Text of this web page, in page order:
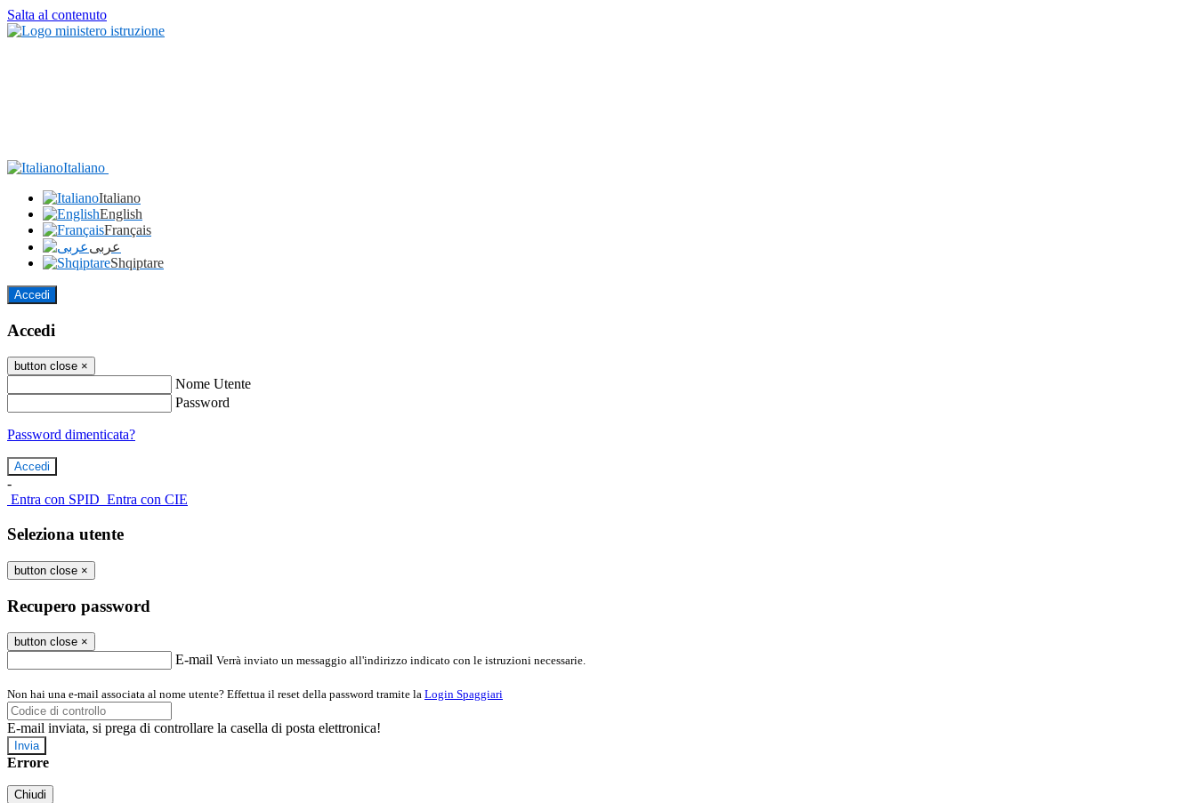
Salta al contenuto
Italiano
Italiano
English
Français
عربى
Shqiptare
Accedi
Accedi
button close ×
Nome Utente
Password
Password dimenticata?
-
Entra con SPID Entra con CIE
Seleziona utente
button close ×
Recupero password
button close ×
E-mail Verrà inviato un messaggio all'indirizzo indicato con le istruzioni necessarie.
Non hai una e-mail associata al nome utente? Effettua il reset della password tramite la Login Spaggiari
E-mail inviata, si prega di controllare la casella di posta elettronica!
Errore
Chiudi